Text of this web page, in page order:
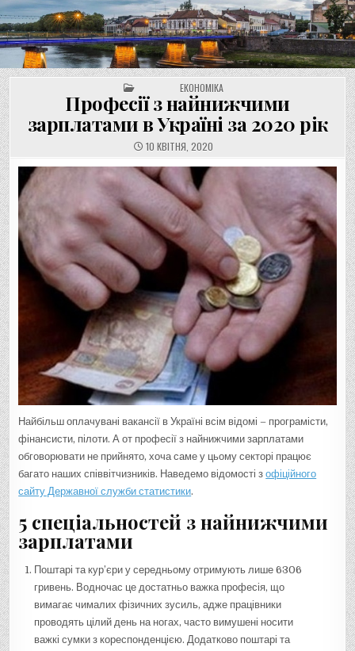
Перейти
до
вмісту
UNGVAR.UZ.UA
POSTED INЕКОНОМІКА
Професії з найнижчими
зарплатами в Україні за 2020 рік
10 КВІТНЯ, 2020
Найбільш оплачувані вакансії в Україні всім відомі – програмісти,
фінансисти, пілоти. А от професії з найнижчими зарплатами
обговорювати не прийнято, хоча саме у цьому секторі працює
багато наших співвітчизників. Наведемо відомості зофіційного
сайту Державної служби статистики.
5 спеціальностей з найнижчими
зарплатами
Поштарі та кур’єри у середньому отримують лише 6306
гривень. Водночас це достатньо важка професія, що
вимагає чималих фізичних зусиль, адже працівники
проводять цілий день на ногах, часто вимушені носити
важкі сумки з кореспонденцією. Додатково поштарі та